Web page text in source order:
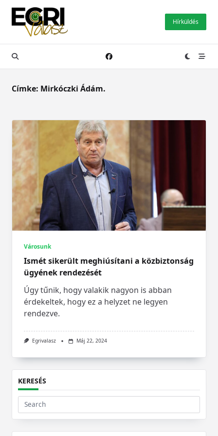
Skip
content
Hírküldés
Címke: Mirkóczki Ádám.
Városunk
Ismét sikerült meghiúsítani a közbiztonság
ügyének rendezését
Úgy tűnik, hogy valakik nagyon is abban
érdekeltek, hogy ez a helyzet ne legyen
rendezve.
Egrivalasz Máj 22, 2024
KERESÉS
Search
for: